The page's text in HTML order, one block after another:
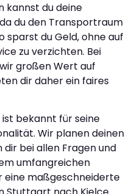
kannst du deine
du den Transportraum
sparst du Geld, ohne auf
zu verzichten. Bei
großen Wert auf
dir daher ein faires
bekannt für seine
Wir planen deinen
bei allen Fragen und
umfangreichen
eine maßgeschneiderte